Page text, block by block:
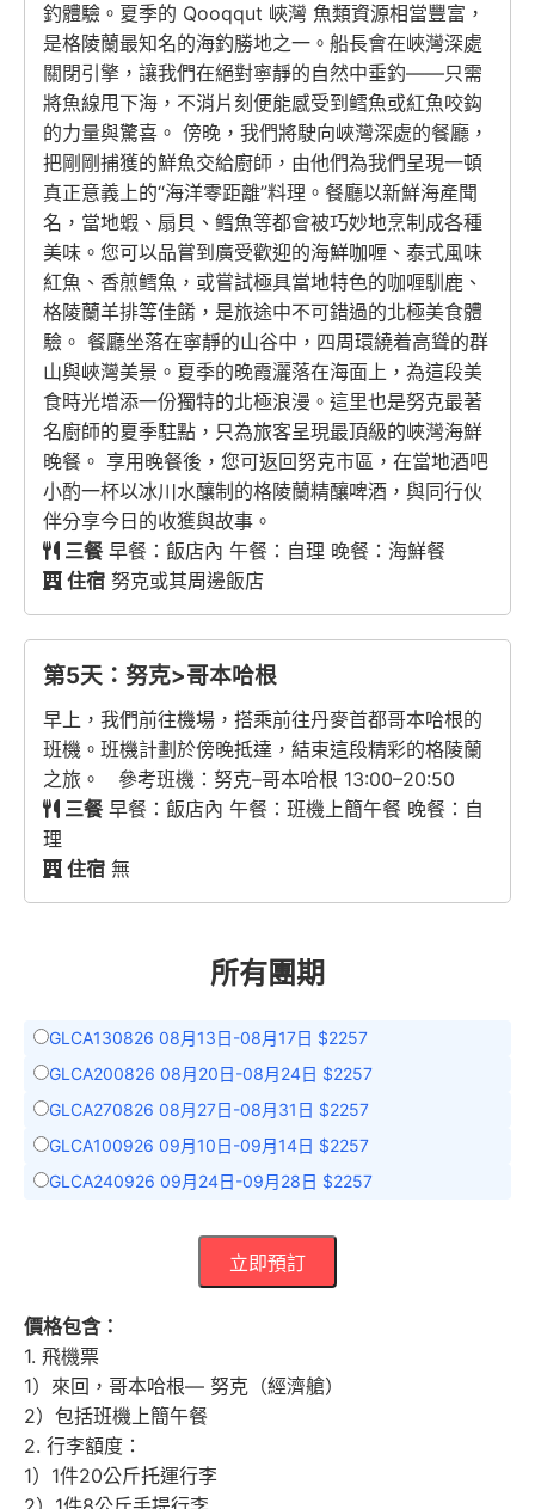
釣體驗。夏季的 Qooqqut 峽灣 魚類資源相當豐富，
是格陵蘭最知名的海釣勝地之一。船長會在峽灣深處
關閉引擎，讓我們在絕對寧靜的自然中垂釣——只需
將魚線甩下海，不消片刻便能感受到鳕魚或紅魚咬鈎
的力量與驚喜。 傍晚，我們將駛向峽灣深處的餐廳，
把剛剛捕獲的鮮魚交給廚師，由他們為我們呈現一頓
真正意義上的“海洋零距離”料理。餐廳以新鮮海產聞
名，當地蝦、扇貝、鳕魚等都會被巧妙地烹制成各種
美味。您可以品嘗到廣受歡迎的海鮮咖喱、泰式風味
紅魚、香煎鳕魚，或嘗試極具當地特色的咖喱馴鹿、
格陵蘭羊排等佳餚，是旅途中不可錯過的北極美食體
驗。 餐廳坐落在寧靜的山谷中，四周環繞着高聳的群
山與峽灣美景。夏季的晚霞灑落在海面上，為這段美
食時光增添一份獨特的北極浪漫。這里也是努克最著
名廚師的夏季駐點，只為旅客呈現最頂級的峽灣海鮮
晚餐。 享用晚餐後，您可返回努克市區，在當地酒吧
小酌一杯以冰川水釀制的格陵蘭精釀啤酒，與同行伙
伴分享今日的收獲與故事。
三餐早餐：飯店內 午餐：自理 晚餐：海鮮餐
住宿 努克或其周邊飯店
第5天：努克>哥本哈根
早上，我們前往機場，搭乘前往丹麥首都哥本哈根的
班機。班機計劃於傍晚抵達，結束這段精彩的格陵蘭
之旅。 參考班機：努克–哥本哈根 13:00–20:50
三餐早餐：飯店內 午餐：班機上簡午餐 晚餐：自
理
住宿 無
所有團期
GLCA130826 08月13日-08月17日 $2257
GLCA200826 08月20日-08月24日 $2257
GLCA270826 08月27日-08月31日 $2257
GLCA100926 09月10日-09月14日 $2257
GLCA240926 09月24日-09月28日 $2257
立即預訂
價格包含：
1. 飛機票
1）來回，哥本哈根–– 努克（經濟艙）
2）包括班機上簡午餐
2. 行李額度：
1）1件20公斤托運行李